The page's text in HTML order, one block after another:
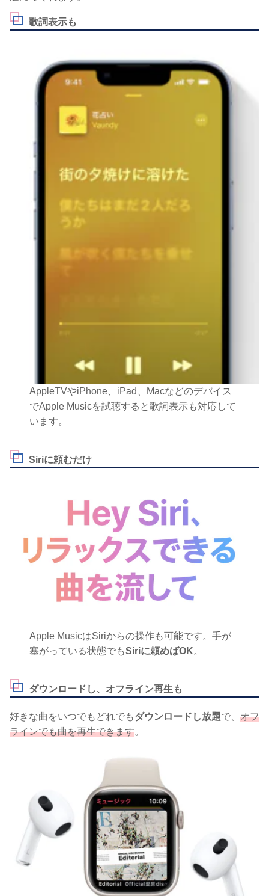
歌詞表示も
AppleTVやiPhone、iPad、Macなどのデバイス
でApple Musicを試聴すると歌詞表示も対応して
います。
Siriに頼むだけ
Apple MusicはSiriからの操作も可能です。手が
塞がっている状態でもSiriに頼めばOK。
ダウンロードし、オフライン再生も
好きな曲をいつでもどれでもダウンロードし放題で、 オフ
ラインでも曲を再生できます。